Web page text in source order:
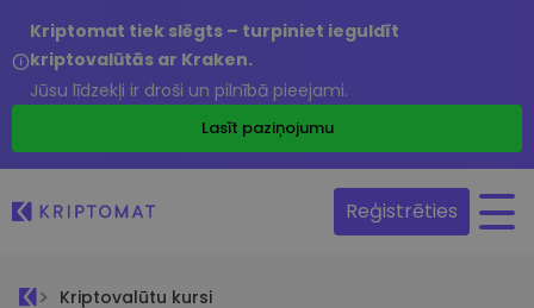
Kriptomat tiek slēgts – turpiniet ieguldīt
kriptovalūtās ar Kraken.
Jūsu līdzekļi ir droši un pilnībā pieejami.
Lasīt paziņojumu
Reģistrēties
Kriptovalūtu kursi